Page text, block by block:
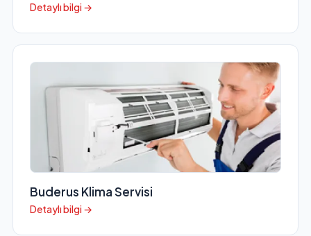
Detaylı bilgi →
Buderus Klima Servisi
Detaylı bilgi →